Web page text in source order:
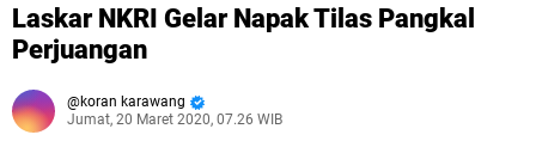
Laskar NKRI Gelar Napak Tilas Pangkal
Perjuangan
koran karawang
Jumat, 20 Maret 2020, 07.26 WIB